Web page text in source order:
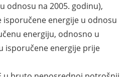
odnosu na 2005. godinu),
energije u odnosu
energiju, odnosno u
isporučene energije prije